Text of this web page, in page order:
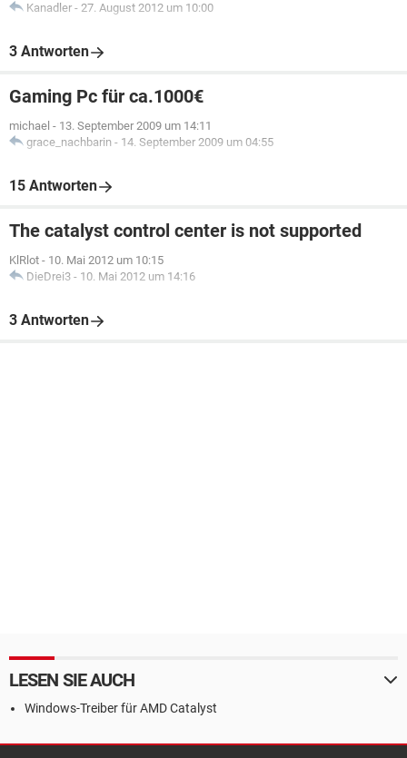
Kanadler - 27. August 2012 um 10:00
3 Antworten
Gaming Pc für ca.1000€
michael - 13. September 2009 um 14:11
grace_nachbarin - 14. September 2009 um 04:55
15 Antworten
The catalyst control center is not supported
KlRlot - 10. Mai 2012 um 10:15
DieDrei3 - 10. Mai 2012 um 14:16
3 Antworten
LESEN SIE AUCH
Windows-Treiber für AMD Catalyst